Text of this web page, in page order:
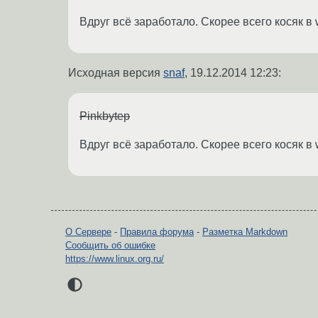
Вдруг всё заработало. Скорее всего косяк в
Исходная версия snaf, 19.12.2014 12:23:
Pinkbytep
Вдруг всё заработало. Скорее всего косяк в
О Сервере - Правила форума- Разметка Markdown
Сообщить об ошибке
https://www.linux.org.ru/